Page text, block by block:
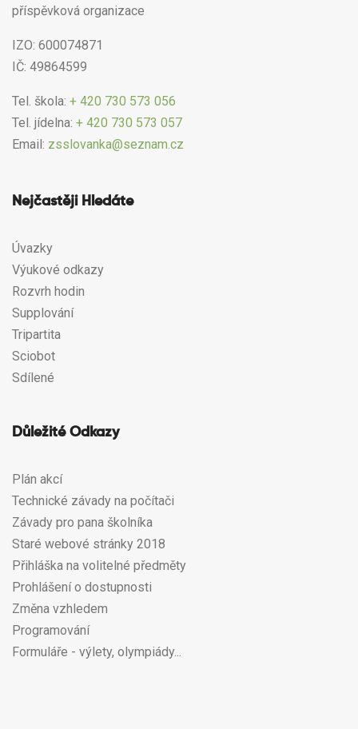
příspěvková organizace
IZO: 600074871
IČ: 49864599
Tel. škola: + 420 730 573 056
Tel. jídelna: + 420 730 573 057
Email: zsslovanka@seznam.cz
Nejčastěji Hledáte
Úvazky
Výukové odkazy
Rozvrh hodin
Supplování
Tripartita
Sciobot
Sdílené
Důležité Odkazy
Plán akcí
Technické závady na počítači
Závady pro pana školníka
Staré webové stránky 2018
Přihláška na volitelné předměty
Prohlášení o dostupnosti
Změna vzhledem
Programování
Formuláře - výlety, olympiády...